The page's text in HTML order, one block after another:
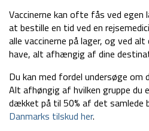
Vaccinerne kan ofte fås ved
at bestille en tid ved en
alle vaccinerne på lager, og ved
have, alt afhængig af dine
Du kan med fordel undersøge om
Alt afhøngig af hvilken gruppe du
dækket på til 50% af det samlede
Danmarks tilskud her.